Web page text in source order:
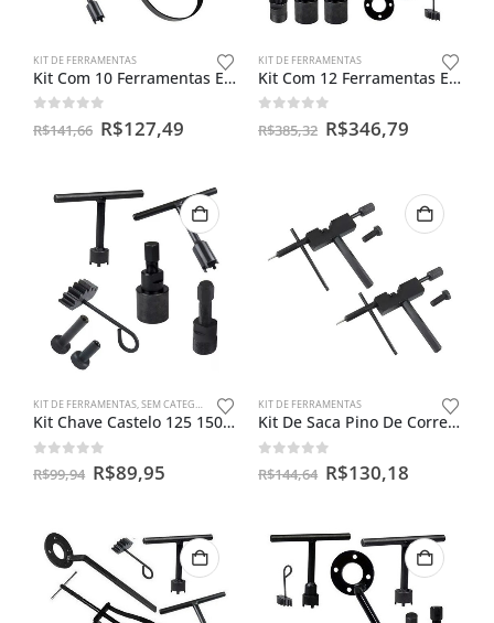
KIT DE FERRAMENTAS
Kit Com 10 Ferramentas Especiais Para Motos
out of 5
R$141,66 R$127,49
KIT DE FERRAMENTAS
Kit Com 12 Ferramentas Especiais Para Motos 1º Linha
out of 5
R$385,32 R$346,79
KIT DE FERRAMENTAS,SEM CATEGORIA
Kit Chave Castelo 125 150 + Trava + Saca Magneto + Regulador
out of 5
R$99,94 R$89,95
KIT DE FERRAMENTAS
Kit De Saca Pino De Corrente De Moto ( Par ) Com Retentor
out of 5
R$144,64 R$130,18